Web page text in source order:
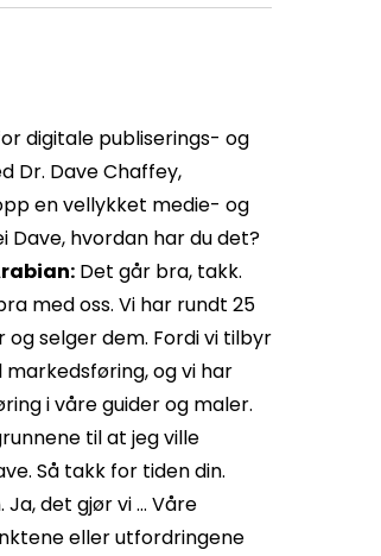
digitale publiserings- og
Dr. Dave Chaffey,
en vellykket medie- og
Dave, hvordan har du det?
Det går bra, takk.
med oss. Vi har rundt 25
selger dem. Fordi vi tilbyr
og vi har
i våre guider og maler.
til at jeg ville
Så takk for tiden din.
det gjør vi … Våre
eller utfordringene